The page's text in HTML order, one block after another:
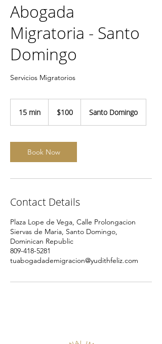
Abogada
Migratoria - Santo
Domingo
Servicios Migratorios
15 min
i
n
dollars$100 Santo Domingo
Book Now
Contact Details
Plaza Lope de Vega, Calle Prolongacion
Siervas de Maria, Santo Domingo,
Dominican Republic
809-418-5281
tuabogadademigracion@yudithfeliz.com